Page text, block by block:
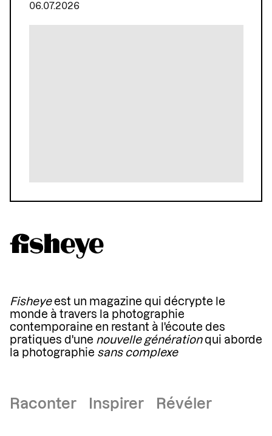
06.07.2026
Fisheyeest un magazine qui décrypte le
monde à travers la photographie
contemporaine en restant à l'écoute des
pratiques d'une nouvelle générationqui aborde
la photographie sans complexe
Raconter Inspirer Révéler